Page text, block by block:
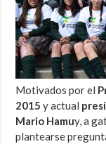
Motivados por el
2015 y actual
Mario Hamuy, a
plantearse